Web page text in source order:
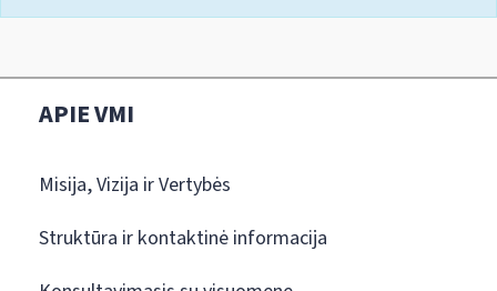
APIE VMI
Misija, Vizija ir Vertybės
Struktūra ir kontaktinė informacija